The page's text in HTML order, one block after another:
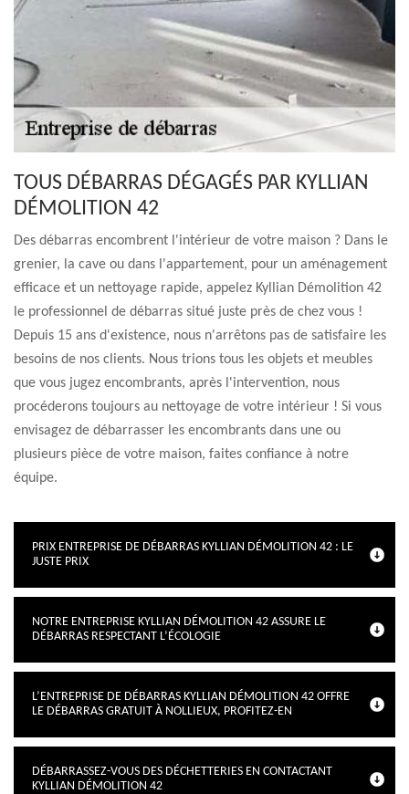
TOUS DÉBARRAS DÉGAGÉS PAR KYLLIAN
DÉMOLITION 42
Des débarras encombrent l'intérieur de votre maison ? Dans le
grenier, la cave ou dans l'appartement, pour un aménagement
efficace et un nettoyage rapide, appelez Kyllian Démolition 42
le professionnel de débarras situé juste près de chez vous !
Depuis 15 ans d'existence, nous n'arrêtons pas de satisfaire les
besoins de nos clients. Nous trions tous les objets et meubles
que vous jugez encombrants, après l'intervention, nous
procéderons toujours au nettoyage de votre intérieur ! Si vous
envisagez de débarrasser les encombrants dans une ou
plusieurs pièce de votre maison, faites confiance à notre
équipe.
PRIX ENTREPRISE DE DÉBARRAS KYLLIAN DÉMOLITION 42 : LE
JUSTE PRIX
NOTRE ENTREPRISE KYLLIAN DÉMOLITION 42 ASSURE LE
DÉBARRAS RESPECTANT L’ÉCOLOGIE
L’ENTREPRISE DE DÉBARRAS KYLLIAN DÉMOLITION 42 OFFRE
LE DÉBARRAS GRATUIT À NOLLIEUX, PROFITEZ-EN
DÉBARRASSEZ-VOUS DES DÉCHETTERIES EN CONTACTANT
KYLLIAN DÉMOLITION 42